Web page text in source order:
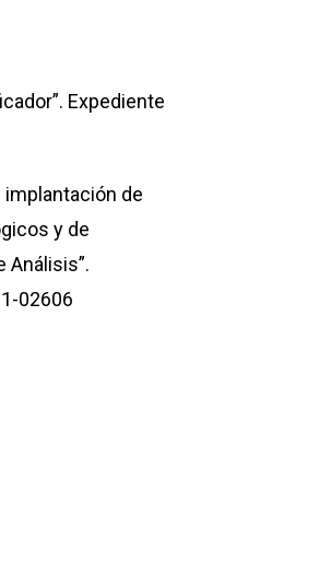
Expediente
implantación de
y de
Análisis”.
02606